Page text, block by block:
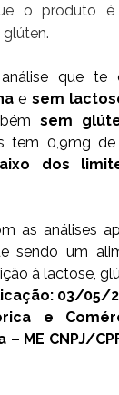
o produto é
glúten.
que te
e sem
sem
tem 0,9mg
dos
as análises
sendo um
à lactose,
03/05/
e
ME CNPJ/